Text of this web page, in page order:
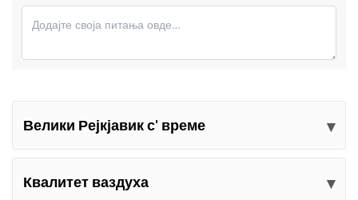
Велики Рејкјавик с' време
Квалитет ваздуха